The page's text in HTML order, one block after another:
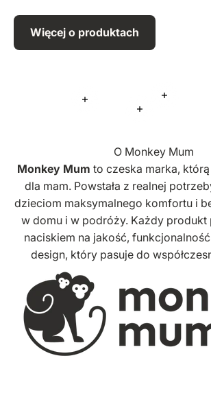
Więcej o produktach
Więcej informacji Więcej
O Monkey Mum
Monkey Mum to czeska marka, którą
dla mam. Powstała z realnej
dzieciom maksymalnego komfortu i
w domu i w podróży. Każdy produkt
naciskiem na jakość,
design, który pasuje do